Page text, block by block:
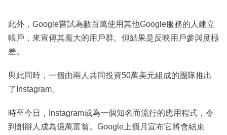
此外，Google嘗試為數百萬使用其他Google服務的人建立
帳戶，來宣傳其龐大的用戶群。但結果是反映用戶參與度極
差。
與此同時，一個由兩人共同投資50萬美元組成的團隊推出
了Instagram。
時至今日，Instagram成為一個知名而流行的應用程式，令
到創辦人成為億萬富翁。Google上個月宣布它將會結束